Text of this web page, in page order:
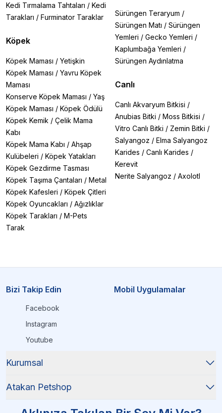
Kedi Tırmalama Tahtaları / Kedi
Tarakları / Furminator Taraklar
Köpek
Köpek Maması / Yetişkin
Köpek Maması / Yavru Köpek
Maması
Konserve Köpek Maması / Yaş
Köpek Maması / Köpek Ödülü
Köpek Kemik / Çelik Mama
Kabı
Köpek Mama Kabı / Ahşap
Kulübeleri / Köpek Yatakları
Köpek Gezdirme Tasması
Köpek Taşıma Çantaları / Metal
Köpek Kafesleri / Köpek Çitleri
Köpek Oyuncakları / Ağızlıklar
Köpek Tarakları / M-Pets
Tarak
Sürüngen Teraryum /
Sürüngen Matı / Sürüngen
Yemleri / Gecko Yemleri /
Kaplumbağa Yemleri /
Sürüngen Aydınlatma
Canlı
Canlı Akvaryum Bitkisi /
Anubias Bitki / Moss Bitkisi /
Vitro Canlı Bitki / Zemin Bitki /
Salyangoz / Elma Salyangoz
Karides / Canlı Karides /
Kerevit
Nerite Salyangoz / Axolotl
Bizi Takip Edin
Facebook
Instagram
Youtube
Mobil Uygulamalar
Kurumsal
Atakan Petshop